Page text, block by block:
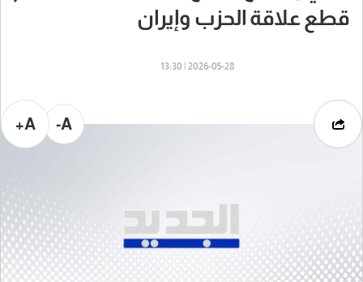
قطع علاقة الحزب وإيران
2026-05-28 | 13:30
A-
A+